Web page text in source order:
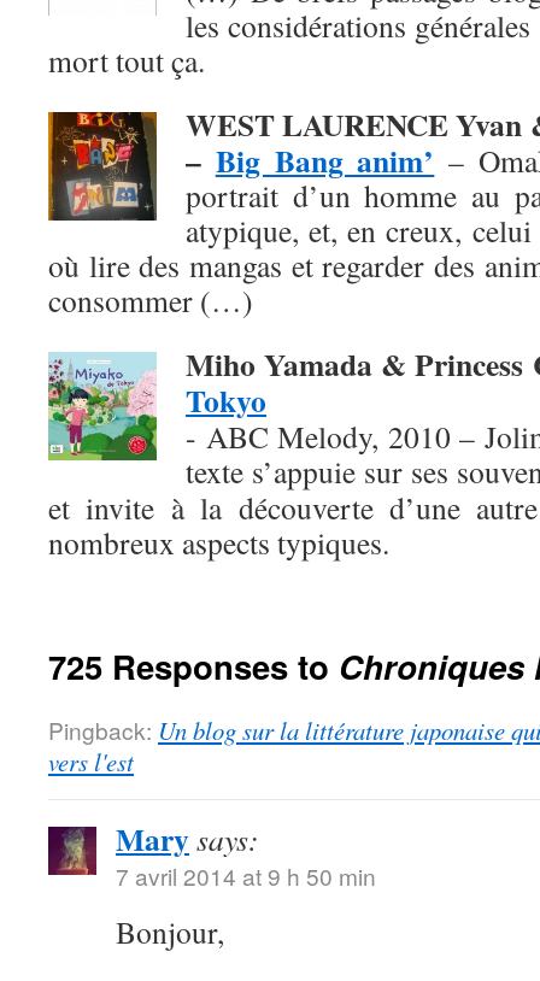
les considérations
mort tout ça.
WEST LAURENCE Yvan
– Big Bang anim’ –
portrait d’un homme au
atypique, et, en creux,
où lire des mangas et regarder des
consommer (…)
Miho Yamada & Princess
Tokyo
- ABC Melody, 2010 –
texte s’appuie sur ses
et invite à la découverte d’une
nombreux aspects typiques.
725 Responses to Chroniques
Pingback: Un blog sur la littérature japonaise
vers l'est
Marysays:
7 avril 2014 at 9 h 50 min
Bonjour,